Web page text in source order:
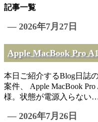
記事一覧
— 2026年7月27日
Apple MacBook Pro
本日ご紹介するBlog日誌
案件、 Apple MacBook Pro
様。状態が電源入らない
— 2026年7月26日